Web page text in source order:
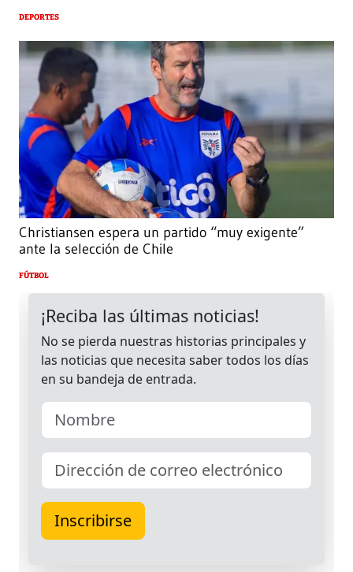
DEPORTES
Christiansen espera un partido “muy exigente”
ante la selección de Chile
FÚTBOL